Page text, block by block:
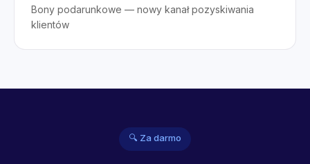
Bony podarunkowe — nowy kanał pozyskiwania
klientów
🔍 Za darmo